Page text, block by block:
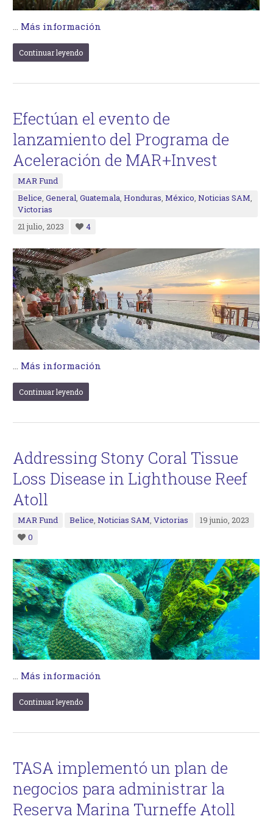
… Más información
Continuar leyendo
Efectúan el evento de
lanzamiento del Programa de
Aceleración de MAR+Invest
MAR Fund
Belice,General,Guatemala,Honduras,México,Noticias SAM,
Victorias
21 julio, 2023
4
Más información
Continuar leyendo
Addressing Stony Coral Tissue
Loss Disease in Lighthouse Reef
Atoll
MAR Fund Belice,Noticias SAM,Victorias
19 junio, 2023
0
Más información
Continuar leyendo
TASA implementó un plan de
negocios para administrar la
Reserva Marina Turneffe Atoll